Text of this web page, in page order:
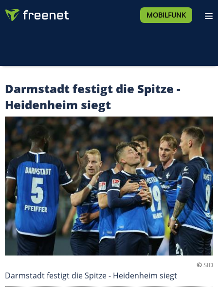
MOBILFUNK
Darmstadt festigt die Spitze -
Heidenheim siegt
©SID
Darmstadt festigt die Spitze - Heidenheim siegt